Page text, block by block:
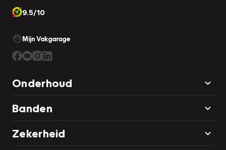
9.5/10
Mijn Vakgarage
Onderhoud
Banden
Zekerheid